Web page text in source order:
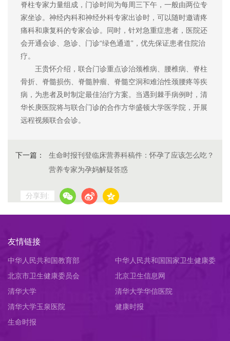
脊柱专家力量组成，门诊时间为每周三下午，一般由两位专
家坐诊。神经内科和神经外科专家出诊时，可以随时邀请疼
痛科和康复科的专家会诊。同时，针对急重症患者，医院还
会开通会诊、急诊、门诊“绿色通道”，优先保证患者住院治
疗。
王贵怀介绍，联合门诊重点诊治颈椎病、腰椎病、脊柱
骨折、脊髓损伤、脊髓肿瘤、脊髓空洞和难治性颈腰疼等疾
病，为患者及时制定最佳治疗方案。当遇到棘手病例时，清
华长庚医院将与联合门诊的合作方华盛顿大学医学院，开展
远程视频联合会诊。
下一篇：
生命时报刊登临床营养科稿件：怀孕了应该怎么吃？
营养专家为孕妈解疑答惑
分享到:
友情链接
中华人民共和国教育部
中华人民共和国国家卫生健康委
员会
北京市卫生健康委员会
北京卫生信息网
清华大学
清华大学华信医院
清华大学玉泉医院
健康时报
生命时报